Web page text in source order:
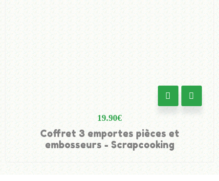
19.90€
Coffret 3 emportes pièces et
embosseurs - Scrapcooking